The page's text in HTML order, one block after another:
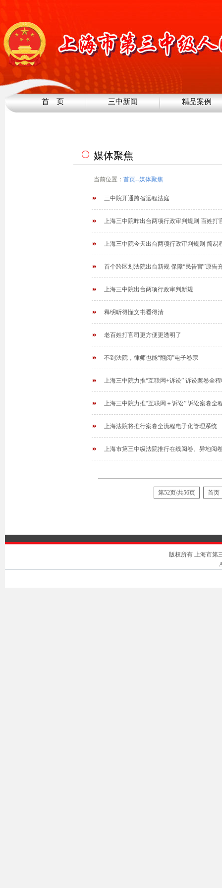
首 页 三中新闻 精品案例
媒体聚焦
当前位置： 首页--媒体聚焦
三中院开通跨省远程法庭
上海三中院昨出台两项行政审判规则 百姓打
上海三中院今天出台两项行政审判规则 简易
首个跨区划法院出台新规 保障“民告官”原告
上海三中院出台两项行政审判新规
释明听得懂文书看得清
老百姓打官司更方便更透明了
不到法院，律师也能“翻阅”电子卷宗
上海三中院力推“互联网+诉讼” 诉讼案卷全
上海三中院力推“互联网＋诉讼” 诉讼案卷全
上海法院将推行案卷全流程电子化管理系统
上海市第三中级法院推行在线阅卷、异地阅
第52页/共56页 首页
版权所有 上海市第